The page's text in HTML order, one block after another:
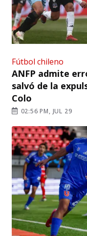
Fútbol chileno
ANFP admite
salvó de la
Colo
02:56 PM, JUL 29